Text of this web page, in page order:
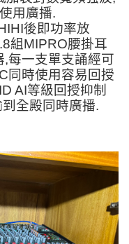
用廣播.
後即功率放
組MIPRO腰掛耳
每一支單支誦經可
同時使用容易回授
AI等級回授抑制
全殿同時廣播.